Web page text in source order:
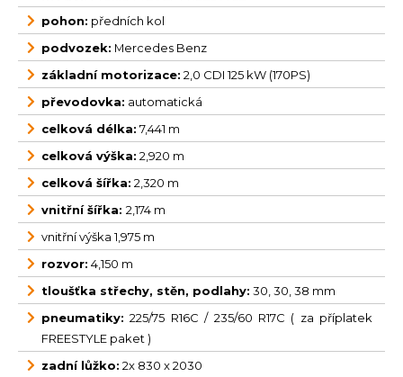
pohon: předních kol
podvozek: Mercedes Benz
základní motorizace: 2,0 CDI 125 kW (170PS)
převodovka: automatická
celková délka: 7,441 m
celková výška: 2,920 m
celková šířka: 2,320 m
vnitřní šířka: 2,174 m
vnitřní výška 1,975 m
rozvor: 4,150 m
tloušťka střechy, stěn, podlahy: 30, 30, 38 mm
pneumatiky: 225/75 R16C / 235/60 R17C ( za příplatek
FREESTYLE paket )
zadní lůžko: 2x 830 x 2030